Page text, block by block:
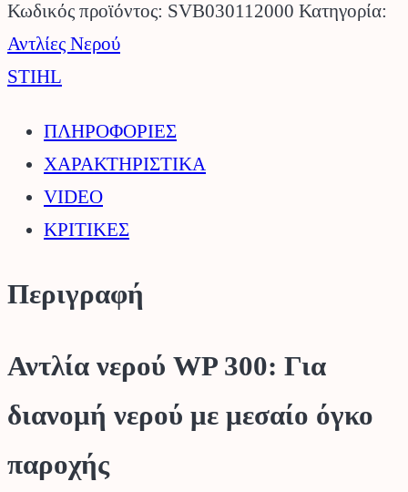
300
STIHL.
ποσότητα
Κωδικός προϊόντος: SVB030112000 Κατηγορία:
Αντλίες Νερού
STIHL
ΠΛΗΡΟΦΟΡΙΕΣ
ΧΑΡΑΚΤΗΡΙΣΤΙΚΑ
VIDEO
ΚΡΙΤΙΚΕΣ
Περιγραφή
Αντλία νερού WP 300: Για
διανομή νερού με μεσαίο όγκο
παροχής